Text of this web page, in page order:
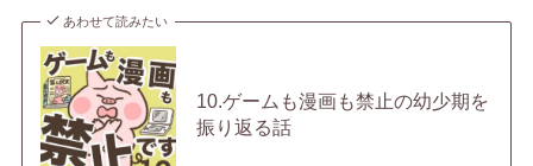
あわせて読みたい
10.ゲームも漫画も禁止の幼少期を
振り返る話